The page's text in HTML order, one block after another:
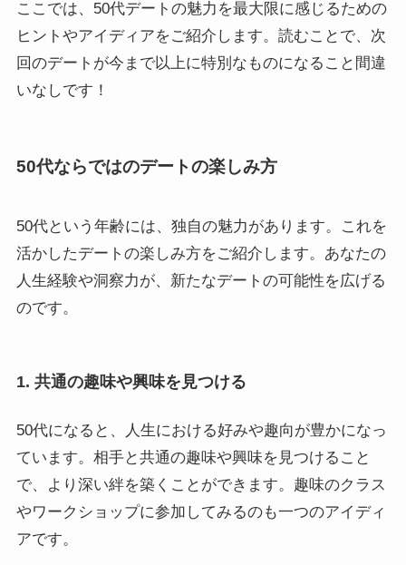
ここでは、50代デートの魅力を最大限に感じるための
ヒントやアイディアをご紹介します。読むことで、次
回のデートが今まで以上に特別なものになること間違
いなしです！
50代ならではのデートの楽しみ方
50代という年齢には、独自の魅力があります。これを
活かしたデートの楽しみ方をご紹介します。あなたの
人生経験や洞察力が、新たなデートの可能性を広げる
のです。
1. 共通の趣味や興味を見つける
50代になると、人生における好みや趣向が豊かになっ
ています。相手と共通の趣味や興味を見つけること
で、より深い絆を築くことができます。趣味のクラス
やワークショップに参加してみるのも一つのアイディ
アです。